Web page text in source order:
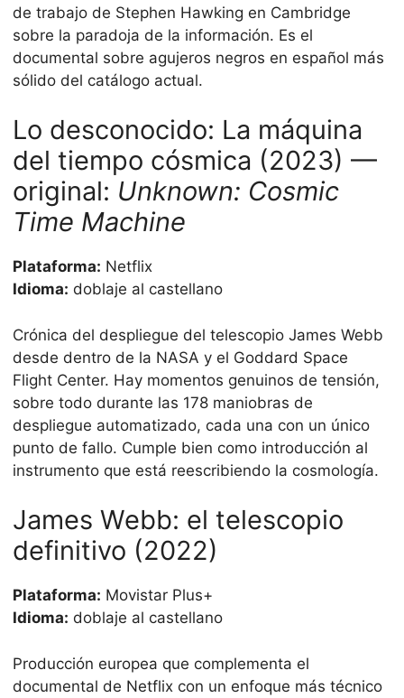
de trabajo de Stephen Hawking en Cambridge
sobre la paradoja de la información. Es el
documental sobre agujeros negros en español más
sólido del catálogo actual.
Lo desconocido: La máquina
del tiempo cósmica (2023) —
original: Unknown: Cosmic
Time Machine
Plataforma: Netflix
Idioma: doblaje al castellano
Crónica del despliegue del telescopio James Webb
desde dentro de la NASA y el Goddard Space
Flight Center. Hay momentos genuinos de tensión,
sobre todo durante las 178 maniobras de
despliegue automatizado, cada una con un único
punto de fallo. Cumple bien como introducción al
instrumento que está reescribiendo la cosmología.
James Webb: el telescopio
definitivo (2022)
Plataforma: Movistar Plus+
Idioma: doblaje al castellano
Producción europea que complementa el
documental de Netflix con un enfoque más técnico